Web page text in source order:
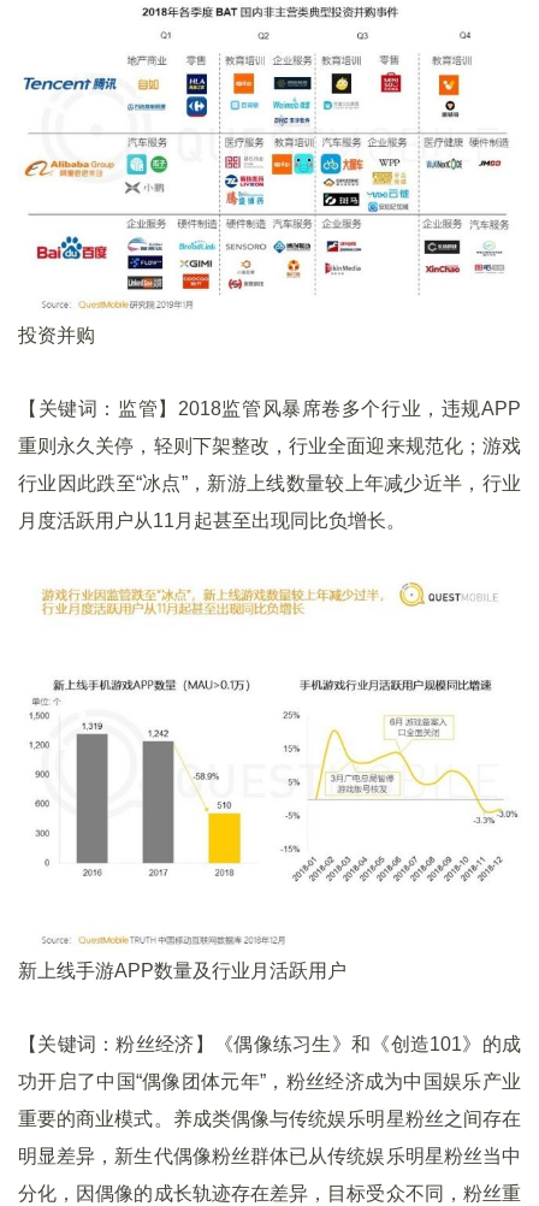
投资并购
【关键词：监管】2018监管风暴席卷多个行业，违规APP
重则永久关停，轻则下架整改，行业全面迎来规范化；游戏
行业因此跌至“冰点”，新游上线数量较上年减少近半，行业
月度活跃用户从11月起甚至出现同比负增长。
新上线手游APP数量及行业月活跃用户
【关键词：粉丝经济】《偶像练习生》和《创造101》的成
功开启了中国“偶像团体元年”， 粉丝经济成为中国娱乐产业
重要的商业模式。 养成类偶像与传统娱乐明星粉丝之间存在
明显差异，新生代偶像粉丝群体已从传统娱乐明星粉丝当中
分化，因偶像的成长轨迹存在差异，目标受众不同，粉丝重